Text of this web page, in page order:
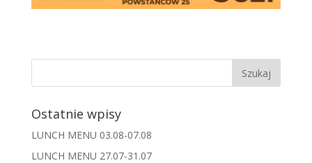
Ostatnie wpisy
LUNCH MENU 03.08-07.08
LUNCH MENU 27.07-31.07